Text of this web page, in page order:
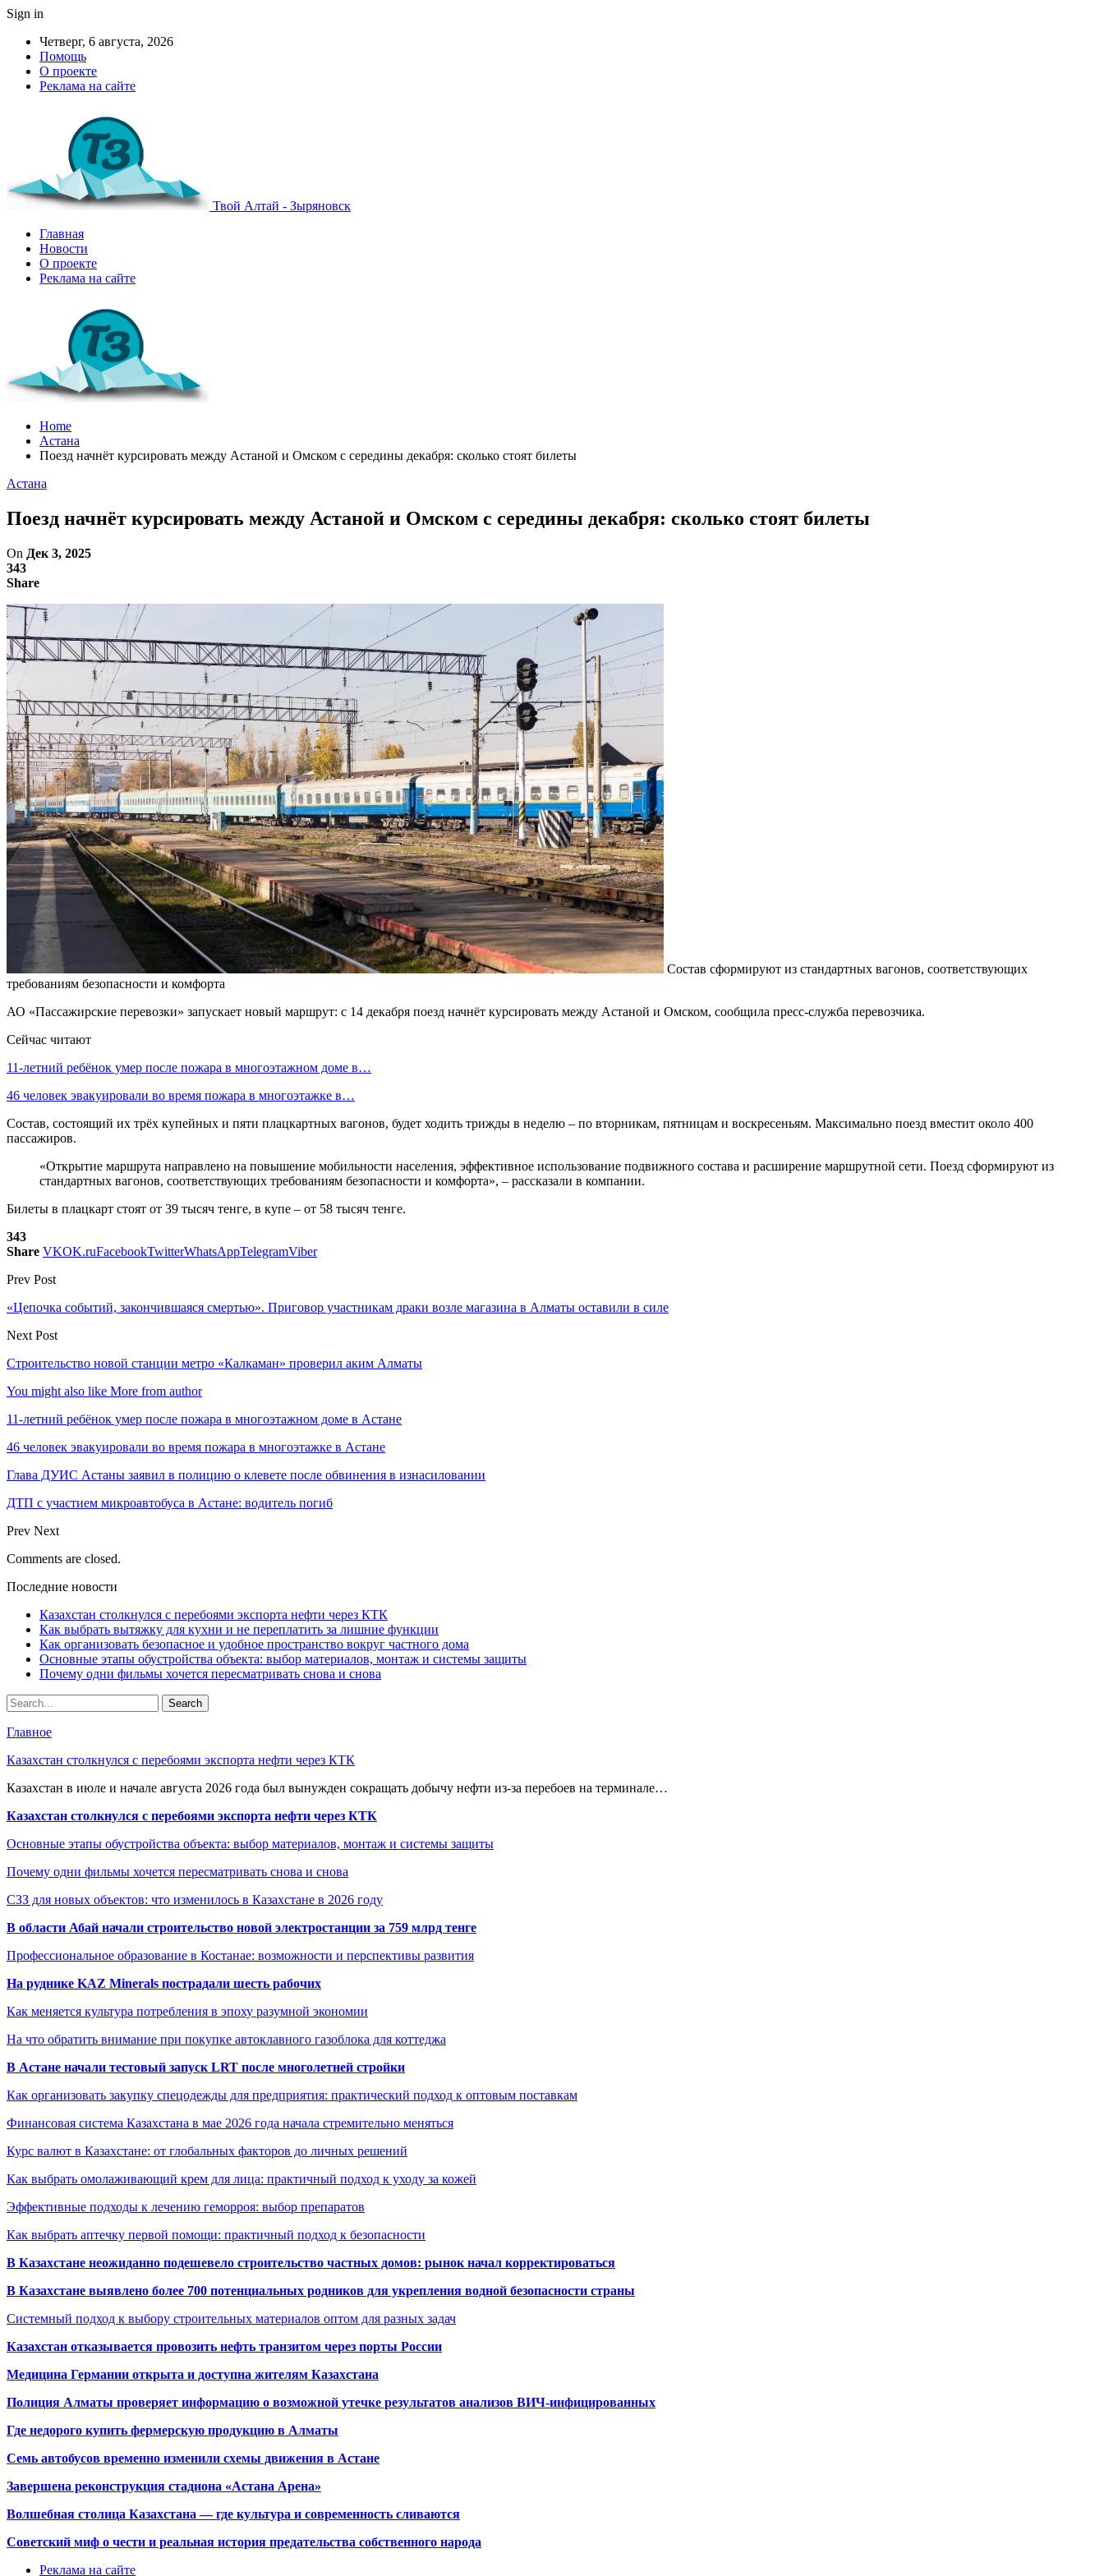
Sign in
Четверг, 6 августа, 2026
Помощь
О проекте
Реклама на сайте
Твой Алтай - Зыряновск
Главная
Новости
О проекте
Реклама на сайте
Home
Астана
Поезд начнёт курсировать между Астаной и Омском с середины декабря: сколько стоят билеты
Астана
Поезд начнёт курсировать между Астаной и Омском с середины декабря: сколько стоят билеты
On Дек 3, 2025
343
Share
Состав сформируют из стандартных вагонов, соответствующих
требованиям безопасности и комфорта
АО «Пассажирские перевозки» запускает новый маршрут: с 14 декабря поезд начнёт курсировать между Астаной и Омском, сообщила пресс-служба перевозчика.
Сейчас читают
11-летний ребёнок умер после пожара в многоэтажном доме в…
46 человек эвакуировали во время пожара в многоэтажке в…
Состав, состоящий их трёх купейных и пяти плацкартных вагонов, будет ходить трижды в неделю – по вторникам, пятницам и воскресеньям. Максимально поезд вместит около 400
пассажиров.
«Открытие маршрута направлено на повышение мобильности населения, эффективное использование подвижного состава и расширение маршрутной сети. Поезд сформируют из
стандартных вагонов, соответствующих требованиям безопасности и комфорта», – рассказали в компании.
Билеты в плацкарт стоят от 39 тысяч тенге, в купе – от 58 тысяч тенге.
343
Share VKOK.ruFacebookTwitterWhatsAppTelegramViber
Prev Post
«Цепочка событий, закончившаяся смертью». Приговор участникам драки возле магазина в Алматы оставили в силе
Next Post
Строительство новой станции метро «Калкаман» проверил аким Алматы
You might also like More from author
11-летний ребёнок умер после пожара в многоэтажном доме в Астане
46 человек эвакуировали во время пожара в многоэтажке в Астане
Глава ДУИС Астаны заявил в полицию о клевете после обвинения в изнасиловании
ДТП с участием микроавтобуса в Астане: водитель погиб
Prev Next
Comments are closed.
Последние новости
Казахстан столкнулся с перебоями экспорта нефти через КТК
Как выбрать вытяжку для кухни и не переплатить за лишние функции
Как организовать безопасное и удобное пространство вокруг частного дома
Основные этапы обустройства объекта: выбор материалов, монтаж и системы защиты
Почему одни фильмы хочется пересматривать снова и снова
Главное
Казахстан столкнулся с перебоями экспорта нефти через КТК
Казахстан в июле и начале августа 2026 года был вынужден сокращать добычу нефти из-за перебоев на терминале…
Казахстан столкнулся с перебоями экспорта нефти через КТК
Основные этапы обустройства объекта: выбор материалов, монтаж и системы защиты
Почему одни фильмы хочется пересматривать снова и снова
СЗЗ для новых объектов: что изменилось в Казахстане в 2026 году
В области Абай начали строительство новой электростанции за 759 млрд тенге
Профессиональное образование в Костанае: возможности и перспективы развития
На руднике KAZ Minerals пострадали шесть рабочих
Как меняется культура потребления в эпоху разумной экономии
На что обратить внимание при покупке автоклавного газоблока для коттеджа
В Астане начали тестовый запуск LRT после многолетней стройки
Как организовать закупку спецодежды для предприятия: практический подход к оптовым поставкам
Финансовая система Казахстана в мае 2026 года начала стремительно меняться
Курс валют в Казахстане: от глобальных факторов до личных решений
Как выбрать омолаживающий крем для лица: практичный подход к уходу за кожей
Эффективные подходы к лечению геморроя: выбор препаратов
Как выбрать аптечку первой помощи: практичный подход к безопасности
В Казахстане неожиданно подешевело строительство частных домов: рынок начал корректироваться
В Казахстане выявлено более 700 потенциальных родников для укрепления водной безопасности страны
Системный подход к выбору строительных материалов оптом для разных задач
Казахстан отказывается провозить нефть транзитом через порты России
Медицина Германии открыта и доступна жителям Казахстана
Полиция Алматы проверяет информацию о возможной утечке результатов анализов ВИЧ-инфицированных
Где недорого купить фермерскую продукцию в Алматы
Семь автобусов временно изменили схемы движения в Астане
Завершена реконструкция стадиона «Астана Арена»
Волшебная столица Казахстана — где культура и современность сливаются
Советский миф о чести и реальная история предательства собственного народа
Реклама на сайте